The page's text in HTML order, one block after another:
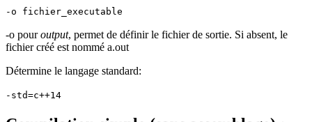
-o fichier_executable
-o pouroutput, permet de définir le fichier de sortie. Si absent, le
fichier créé est nommé a.out
Détermine le langage standard:
-std=c++14